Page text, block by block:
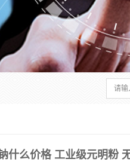
什么价格 工业级元明粉